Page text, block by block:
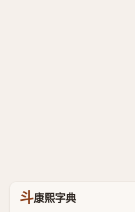
斗康熙字典